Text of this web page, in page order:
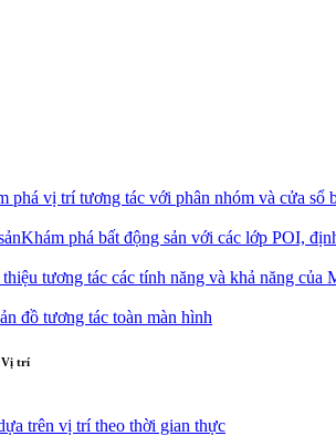
phá vị trí tương tác với phân nhóm và cửa sổ
Khám phá bất động sản với các lớp POI,
tương tác các tính năng và khả năng của
đồ tương tác toàn màn hình
Vị trí
trên vị trí theo thời gian thực